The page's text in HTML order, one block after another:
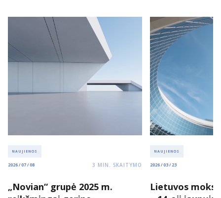
NAUJIENOS
2026 / 07 / 08 3 MIN. SKAITYMO
„Novian“ grupė 2025 m.
NAUJIENOS
2026 / 03 / 23
Lietuvos